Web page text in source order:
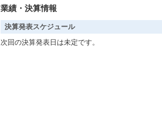
業績・決算情報
決算発表スケジュール
次回の決算発表日は未定です。